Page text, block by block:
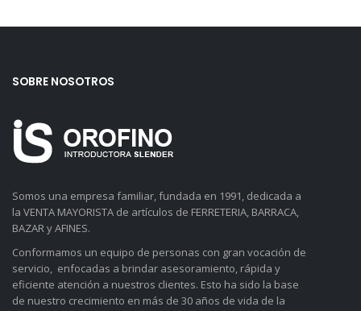
SOBRE NOSOTROS
Somos una empresa familiar, fundada en 1991, dedicada a
la VENTA MAYORISTA de artículos de FERRETERIA, BARRACA,
BAZAR y AFINES.
Conformamos un equipo de personas con gran vocación de
servicio, enfocadas a brindar asesoramiento, rápida y
eficiente atención a nuestros clientes. Esto ha sido la base
de nuestro crecimiento en más de 30 años de vida de la